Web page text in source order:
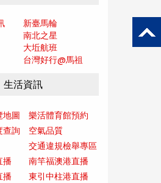
新臺馬輪
南北之星
大坵航班
台灣好行@馬祖
生活資訊
地圖
樂活體育館預約
查詢
空氣品質
交通違規檢舉專區
播
南竿福澳港直播
播
東引中柱港直播